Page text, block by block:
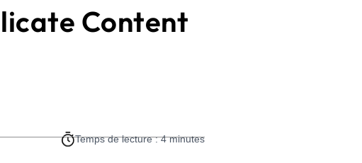
Content
Temps de lecture : 4 minutes